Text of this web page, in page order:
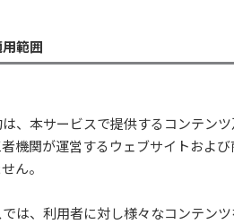
範囲
、本サービスで提供するコンテン
機関が運営するウェブサイトおよ
ん。
は、利用者に対し様々なコンテン